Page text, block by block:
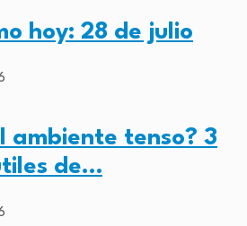
hoy: 28 de julio
ambiente tenso? 3
de…